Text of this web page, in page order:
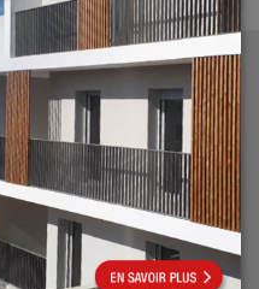
- ALBUFEIRA (ALGARVE)
RÉALISATION ?
(ALGARVE)